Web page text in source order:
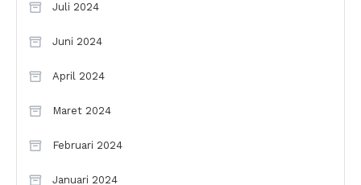
Juli 2024
Juni 2024
April 2024
Maret 2024
Februari 2024
Januari 2024